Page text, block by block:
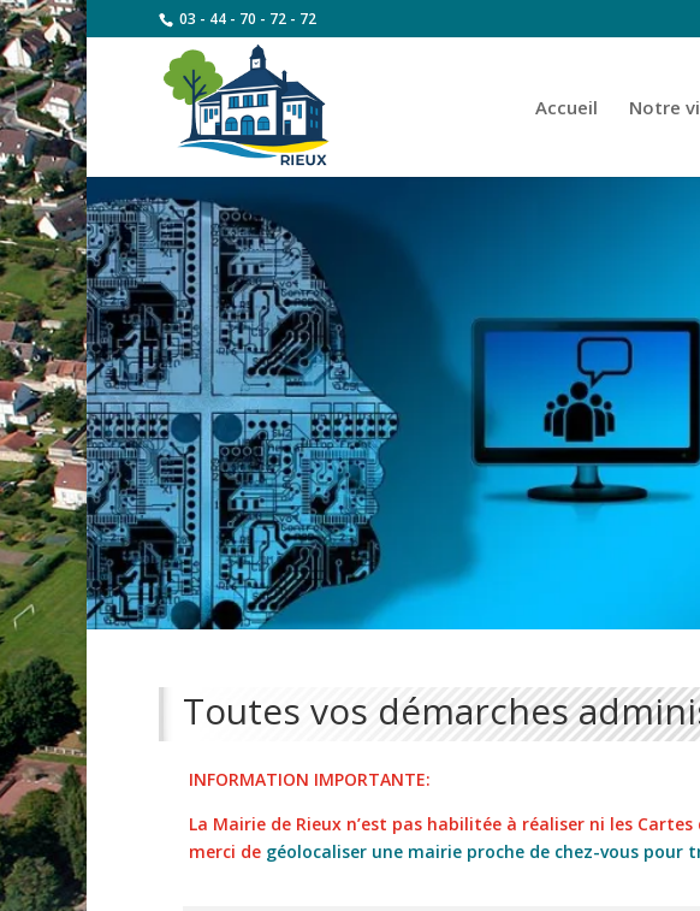
03 - 44 - 70 - 72 - 72
Accueil Notre
Toutes vos démarches
INFORMATION IMPORTANTE:
La Mairie de Rieux n’est pas habilitée à réaliser ni les
merci de géolocaliser une mairie proche de chez-vous pour